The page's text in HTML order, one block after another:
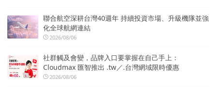
聯合航空深耕台灣40週年 持續投資市場、升級機隊並強
化全球航網連結
2026/08/06
社群觸及會變，品牌入口要掌握在自己手上：
Cloudmax 匯智推出 .tw／.台灣網域限時優惠
2026/08/06